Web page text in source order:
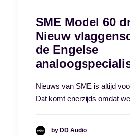
SME Model 60
Nieuw
de Engelse
Nieuws van SME is altijd
Dat komt enerzijds omdat
by DD Audio